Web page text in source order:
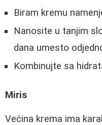
Biram kremu
Nanosite u tanjim
dana umesto
Kombinujte sa
Miris
Većina krema ima